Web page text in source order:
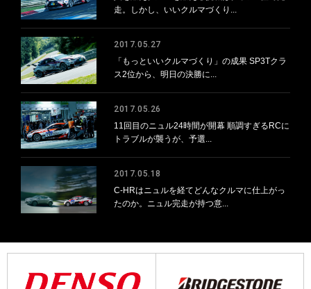
走。しかし、いいクルマづくり...
2017.05.27
「もっといいクルマづくり」の成果 SP3Tクラ
ス2位から、明日の決勝に...
2017.05.26
11回目のニュル24時間が開幕 順調すぎるRCに
トラブルが襲うが、予選...
2017.05.18
C-HRはニュルを経てどんなクルマに仕上がっ
たのか。ニュル完走が持つ意...